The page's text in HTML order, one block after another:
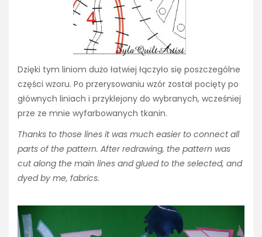
Dzięki tym liniom dużo łatwiej łączyło się poszczególne
części wzoru. Po przerysowaniu wzór został pocięty po
głównych liniach i przyklejony do wybranych, wcześniej
prze ze mnie wyfarbowanych tkanin.
Thanks to those lines it was much easier to connect all
parts of the pattern. After redrawing, the pattern was
cut along the main lines and glued to the selected, and
dyed by me, fabrics.